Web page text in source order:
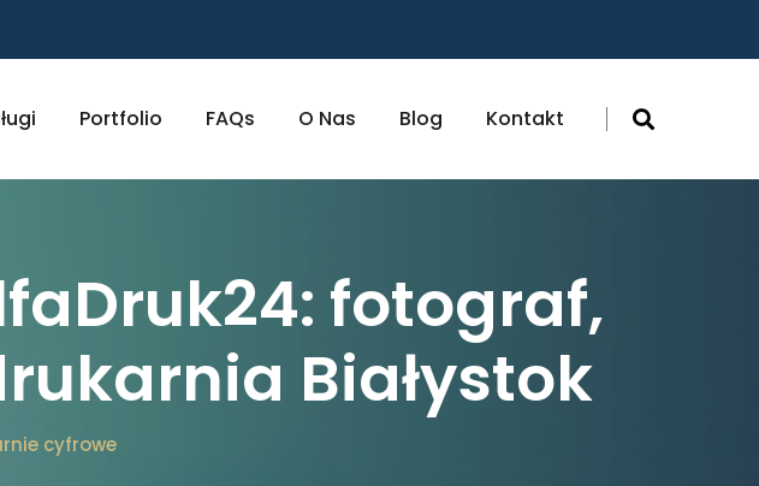
Portfolio FAQs O Nas Blog Kontakt
fotograf,
Białystok
cyfrowe